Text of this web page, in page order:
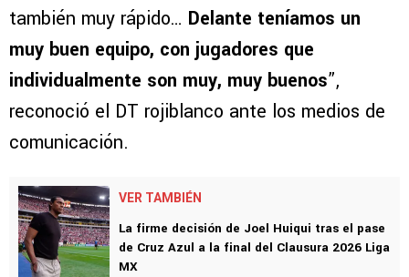
también muy rápido… Delante teníamos un
muy buen equipo, con jugadores que
individualmente son muy, muy buenos”,
reconoció el DT rojiblanco ante los medios de
comunicación.
VER TAMBIÉN
La firme decisión de Joel Huiqui tras el pase
de Cruz Azul a la final del Clausura 2026 Liga
MX